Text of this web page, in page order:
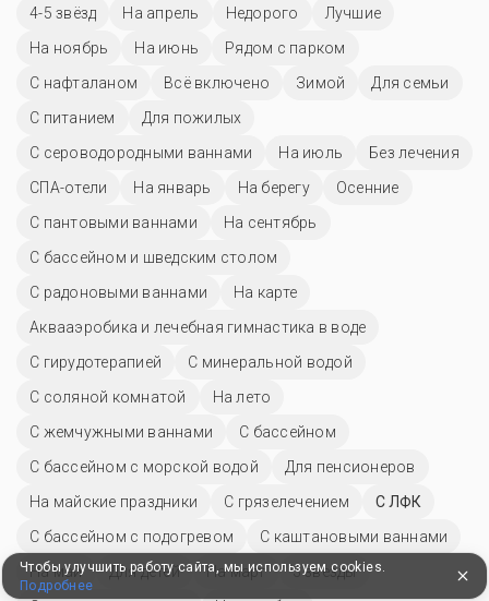
4-5 звёзд
На апрель Недорого
Лучшие
На ноябрь
На июнь
Рядом с парком
С нафталаном
Всё включено Зимой
Для семьи
С питанием
Для пожилых
С сероводородными ваннами
На июль
Без лечения
СПА-отели
На январь На берегу
Осенние
С пантовыми ваннами
На сентябрь
С бассейном и шведским столом
С радоновыми ваннами
На карте
Аквааэробика и лечебная гимнастика в воде
С гирудотерапией
С минеральной водой
С соляной комнатой
На лето
С жемчужными ваннами
C бассейном
С бассейном с морской водой
Для пенсионеров
На майские праздники
С грязелечением
С ЛФК
С бассейном с подогревом
С каштановыми ваннами
На май
Для детей На март
3 звезды
Чтобы улучшить работу сайта, мы используем cookies.
Подробнее